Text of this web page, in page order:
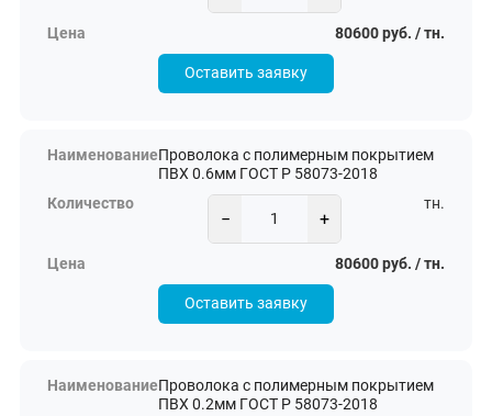
80600 руб. / тн.
Оставить заявку
Проволока с полимерным покрытием
ПВХ 0.6мм ГОСТ Р 58073-2018
− +
тн.
80600 руб. / тн.
Оставить заявку
Проволока с полимерным покрытием
ПВХ 0.2мм ГОСТ Р 58073-2018